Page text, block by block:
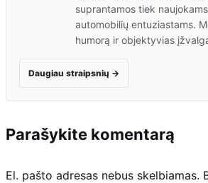
suprantamos tiek
automobilių entuziastams.
humorą ir objektyvias
Daugiau straipsnių →
Parašykite komentarą
El. pašto adresas nebus skelbiamas.